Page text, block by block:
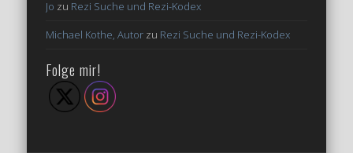
Jo zu Rezi Suche und Rezi-Kodex
Michael Kothe, Autor zu Rezi Suche und Rezi-Kodex
Folge mir!